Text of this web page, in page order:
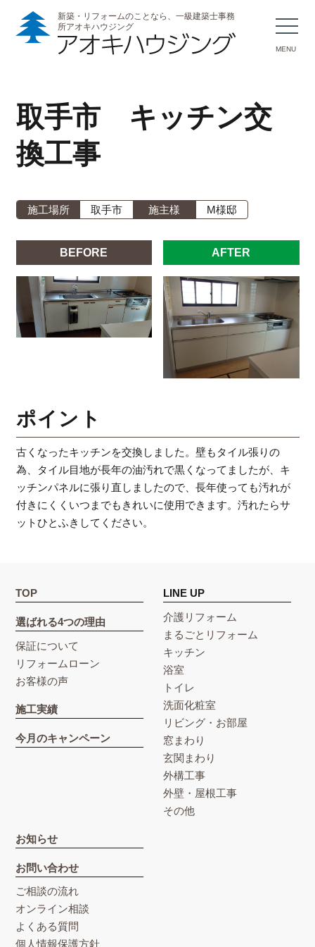
新築・リフォームのことなら、一級建築士事務
所アオキハウジング
MENU
取手市 キッチン交
換工事
施工場所 取手市 施主様 M様邸
BEFORE AFTER
ポイント
古くなったキッチンを交換しました。壁もタイル張りの
為、タイル目地が長年の油汚れで黒くなってましたが、キ
ッチンパネルに張り直しましたので、長年使っても汚れが
付きにくくいつまでもきれいに使用できます。汚れたらサ
ットひとふきしてください。
TOP
選ばれる4つの理由
保証について
リフォームローン
お客様の声
施工実績
今月のキャンペーン
LINE UP
介護リフォーム
まるごとリフォーム
キッチン
浴室
トイレ
洗面化粧室
リビング・お部屋
窓まわり
玄関まわり
外構工事
外壁・屋根工事
その他
お知らせ
お問い合わせ
ご相談の流れ
オンライン相談
よくある質問
個人情報保護方針